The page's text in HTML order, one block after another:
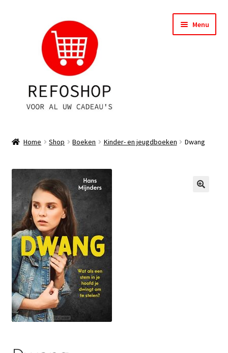
navigatie
Menu
Assortiment
Account
Nieuws
Klantenservice
Retour
Home Shop Boeken Kinder- en jeugdboeken Dwang